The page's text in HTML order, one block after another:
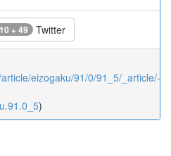
10 + 49 Twitter
eizogaku/91/0/91_5/_article/-
)